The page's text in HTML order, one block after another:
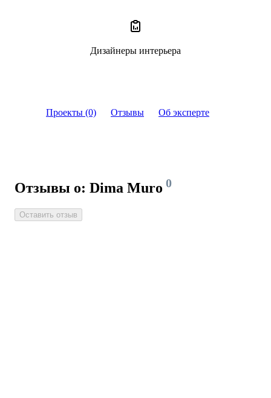
Проекты (0) Отзывы Об эксперте
Отзывы о: Dima Muro 0
Оставить отзыв
Дизайнеры интерьера